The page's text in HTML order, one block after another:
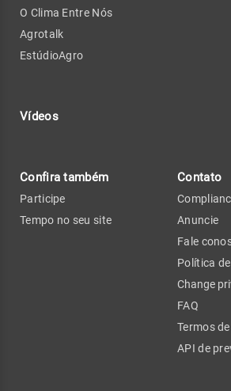
O Clima Entre Nós
Agrotalk
EstúdioAgro
Vídeos
Confira também
Participe
Tempo no seu site
Contato
Anuncie
Fale
Política
Change
FAQ
Termos
API de